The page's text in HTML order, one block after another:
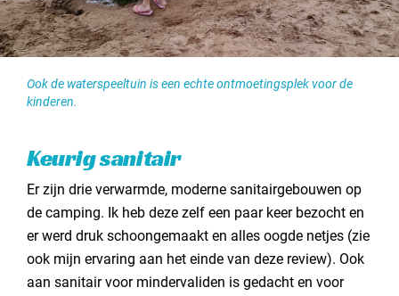
Ook de waterspeeltuin is een echte ontmoetingsplek voor de
kinderen.
Keurig sanitair
Er zijn drie verwarmde, moderne sanitairgebouwen op
de camping. Ik heb deze zelf een paar keer bezocht en
er werd druk schoongemaakt en alles oogde netjes (zie
ook mijn ervaring aan het einde van deze review). Ook
aan sanitair voor mindervaliden is gedacht en voor